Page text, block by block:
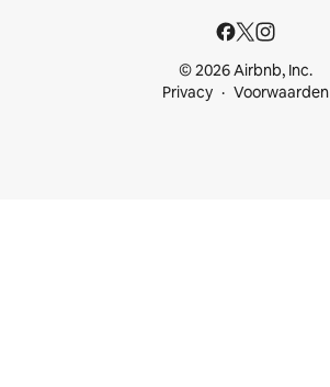
© 2026 Airbnb, Inc.
Privacy
Voorwaarden